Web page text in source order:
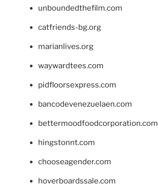
unboundedthefilm.com
catfriends-bg.org
marianlives.org
waywardtees.com
pidfloorsexpress.com
bancodevenezuelaen.com
bettermoodfoodcorporation.com
hingstonnt.com
chooseagender.com
hoverboardssale.com